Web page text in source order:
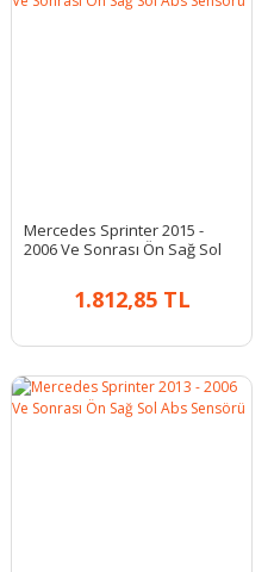
Mercedes Sprinter 2015 -
2006 Ve Sonrası Ön Sağ Sol
1.812,85 TL